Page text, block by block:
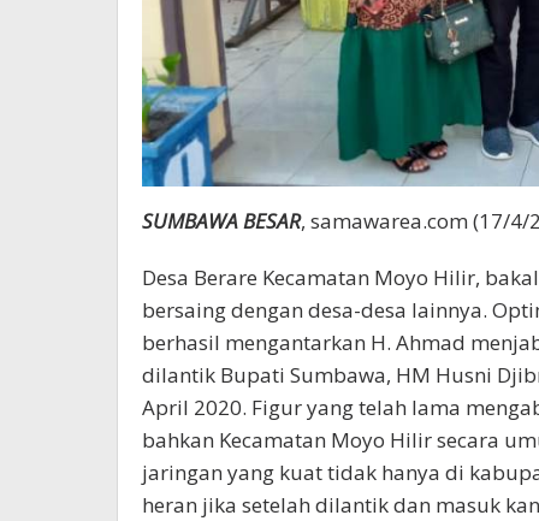
SUMBAWA BESAR, samawarea.com (17/4/
Desa Berare Kecamatan Moyo Hilir,
bersaing dengan desa-desa lainnya.
berhasil mengantarkan H. Ahmad
dilantik Bupati Sumbawa, HM Husni
April 2020. Figur yang telah lama
bahkan Kecamatan Moyo Hilir secara
jaringan yang kuat tidak hanya di
heran jika setelah dilantik dan masuk